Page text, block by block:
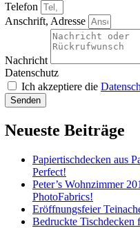
Telefon
Anschrift, Adresse
Nachricht
Datenschutz
Ich akzeptiere die
Senden
Neueste Beiträge
Papiertischdecken aus
Perfect!
Peter’s Wohnzimmer
PhotoFabrics!
Eröffnungsfeier
Bedruckte Tischdecken